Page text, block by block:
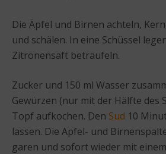
Die Äpfel und Birnen achteln,
und schälen. In eine Schüssel
Zitronensaft beträufeln.
Zucker und 150 ml Wasser
Gewürzen (nur mit der Hälfte des
Topf aufkochen. Den Sud 10
lassen. Die Apfel- und
garen und sofort wieder mit